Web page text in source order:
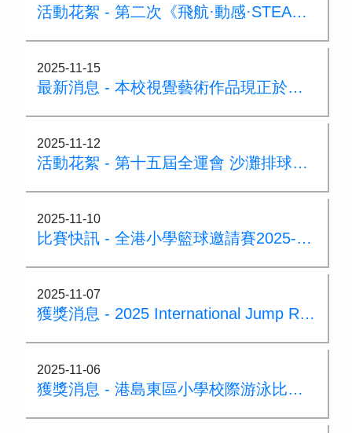
活動花絮 - 第二次《飛航·動感·STEAM》親子小學體驗課
2025-11-15
最新消息 - 本校視覺藝術作品現正於鰂魚涌港鐵站社區畫廊展出
2025-11-12
活動花絮 - 第十五屆全運會 沙灘排球項目觀賽
2025-11-10
比賽快訊 - 全港小學籃球邀請賽2025-2026 成功晉級複決賽
2025-11-07
獲獎消息 - 2025 International Jump Rope Master Tournament
2025-11-06
獲獎消息 - 港島東區小學校際游泳比賽 女子乙組50米蝶泳銀牌